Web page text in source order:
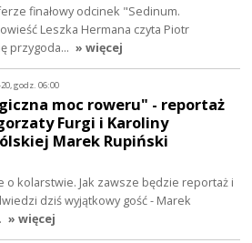
finałowy odcinek "Sedinum.
Leszka Hermana czyta Piotr
przygoda… » więcej
godz. 06:00
moc roweru" - reportaż
Furgi i Karoliny
Marek Rupiński
kolarstwie. Jak zawsze będzie reportaż i
dziś wyjątkowy gość - Marek
» więcej